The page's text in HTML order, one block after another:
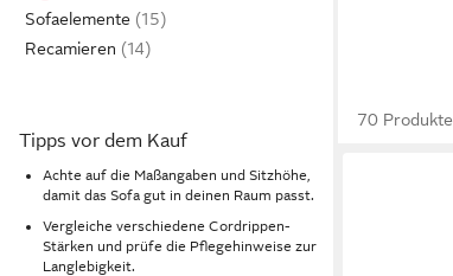
Sofaelemente
Recamieren
Tipps vor dem Kauf
Achte auf die Maßangaben und Sitzhöhe,
damit das Sofa gut in deinen Raum passt.
Vergleiche verschiedene Cordrippen-
Stärken und prüfe die Pflegehinweise zur
Langlebigkeit.
70 Produkte